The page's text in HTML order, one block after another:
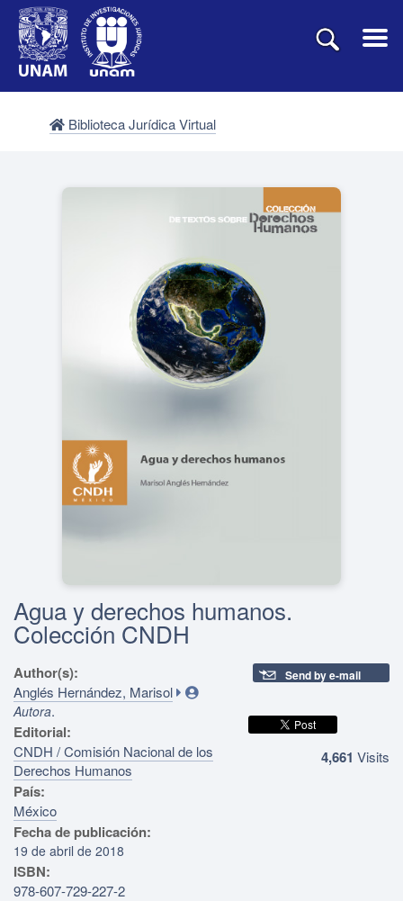
Biblioteca Jurídica Virtual
Agua y derechos humanos.
Colección CNDH
Author(s):
Anglés Hernández, Marisol
Autora.
Editorial:
CNDH / Comisión Nacional de los
Derechos Humanos
País:
México
Fecha de publicación:
19 de abril de 2018
ISBN:
978-607-729-227-2
Send by e-mail
4,661 Visits